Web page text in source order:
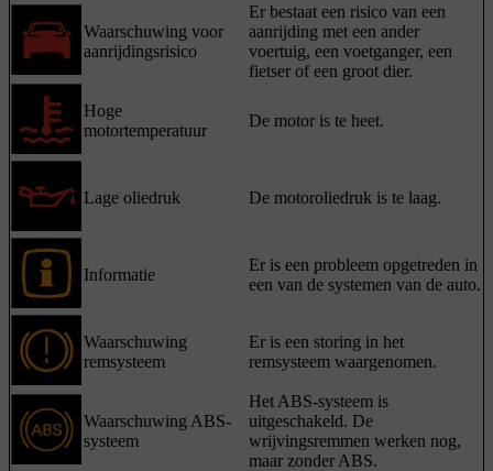
Waarschuwing voor
aanrijdingsrisico
Er bestaat een risico van een
aanrijding met een ander
voertuig, een voetganger, een
fietser of een groot dier.
Hoge
motortemperatuur
De motor is te heet.
Lage oliedruk De motoroliedruk is te laag.
Informatie
Er is een probleem opgetreden in
een van de systemen van de auto.
Waarschuwing
remsysteem
Er is een storing in het
remsysteem waargenomen.
Waarschuwing ABS-
systeem
Het ABS-systeem is
uitgeschakeld. De
wrijvingsremmen werken nog,
maar zonder ABS.